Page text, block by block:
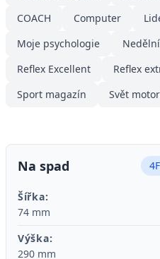
COACH
Computer
Moje psychologie
Reflex Excellent
Reflex
Sport magazín
Svět
Na spad
Šířka:
74 mm
Výška:
290 mm